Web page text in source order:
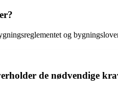
og
de nødvendige